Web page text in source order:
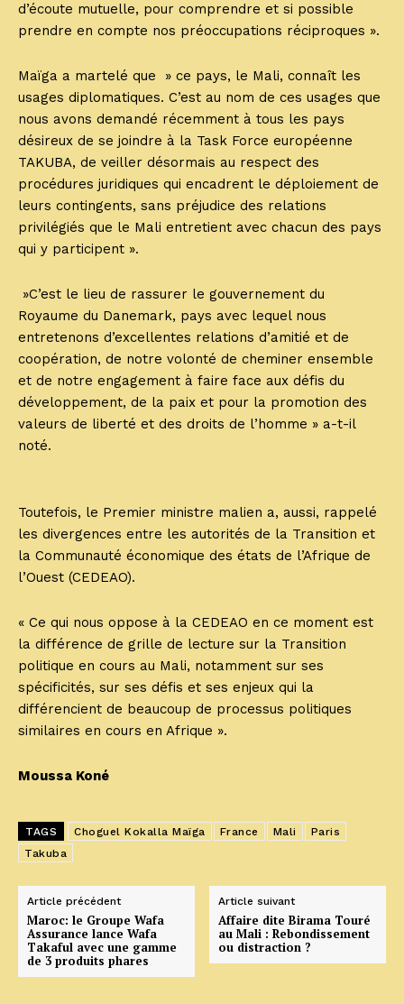
d’écoute mutuelle, pour comprendre et si possible
prendre en compte nos préoccupations réciproques ».
Maïga a martelé que » ce pays, le Mali, connaît les
usages diplomatiques. C’est au nom de ces usages que
nous avons demandé récemment à tous les pays
désireux de se joindre à la Task Force européenne
TAKUBA, de veiller désormais au respect des
procédures juridiques qui encadrent le déploiement de
leurs contingents, sans préjudice des relations
privilégiés que le Mali entretient avec chacun des pays
qui y participent ».
»C’est le lieu de rassurer le gouvernement du
Royaume du Danemark, pays avec lequel nous
entretenons d’excellentes relations d’amitié et de
coopération, de notre volonté de cheminer ensemble
et de notre engagement à faire face aux défis du
développement, de la paix et pour la promotion des
valeurs de liberté et des droits de l’homme » a-t-il
noté.
Toutefois, le Premier ministre malien a, aussi, rappelé
les divergences entre les autorités de la Transition et
la Communauté économique des états de l’Afrique de
l’Ouest (CEDEAO).
« Ce qui nous oppose à la CEDEAO en ce moment est
la différence de grille de lecture sur la Transition
politique en cours au Mali, notamment sur ses
spécificités, sur ses défis et ses enjeux qui la
différencient de beaucoup de processus politiques
similaires en cours en Afrique ».
Moussa Koné
TAGS Choguel Kokalla Maïga France Mali
Paris
Takuba
Article précédent
Maroc: le Groupe Wafa
Assurance lance Wafa
Takaful avec une gamme
de 3 produits phares
Article suivant
Affaire dite Birama Touré
au Mali : Rebondissement
ou distraction ?